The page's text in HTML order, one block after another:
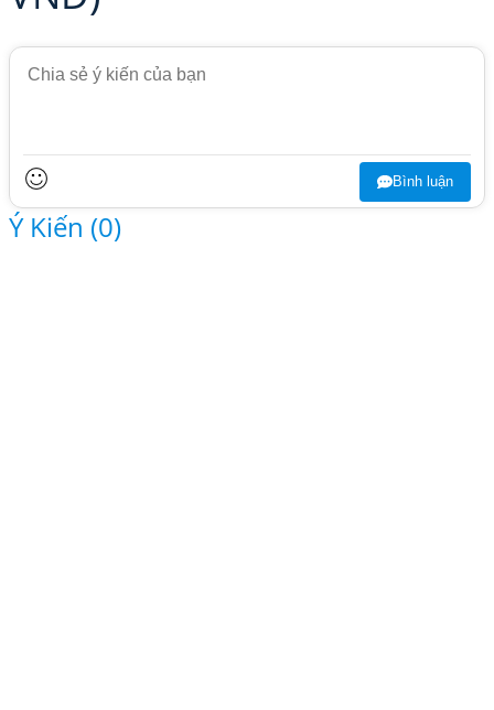
Bình luận
Ý Kiến (0)